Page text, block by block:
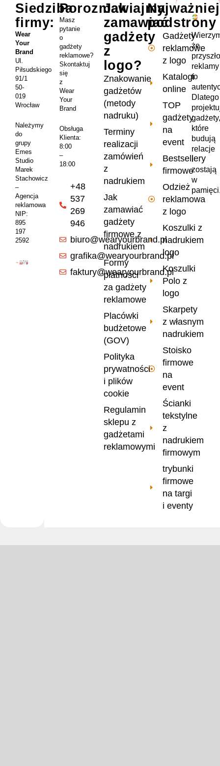
że
reklamy
to
Dlatego
gadżety,
które
budują
relacje
i
zostają
w
podstrony
Gadżety
reklamowe
z logo
Katalogi
online
TOP
gadżety
na
event
Bestsellery
firmowe
Odzież
reklamowa
z logo
Koszulki z
nadrukiem
logo
Koszulki
Polo z
logo
Skarpety
z własnym
nadrukiem
Stoisko
firmowe
na
event
Ścianki
tekstylne
z
nadrukiem
firmowym
trybunki
firmowe
na targi
i eventy
Jak
zamawiać
gadżety
z
logo?
Znakowanie
gadżetów
(metody
nadruku)
Terminy
realizacji
zamówień
z
nadrukiem
Jak
zamawiać
gadżety
firmowe z
nadrukiem
Formy
płatności
za gadżety
reklamowe
Placówki
budżetowe
(GOV)
Polityka
prywatności
i plików
cookie
Regulamin
sklepu z
gadżetami
reklamowymi
Porozmawiajmy
Masz
pytanie
o
gadżety
reklamowe?
Skontaktuj
się
z
Wear
Your
Brand
Obsługa
Klienta:
8:00
–
18:00
+48
537
269
946
biuro@wearyourbrand.pl
grafika@wearyourbrand.pl
faktury@wearyourbrand.pl
Siedziba
firmy:
Wear
Your
Brand
Ul.
Piłsudskiego
91/1
50-
019
Wrocław
Należymy
do
grupy
Emes
Studio
Marek
Stachowicz
–
Agencja
reklamowa
NIP:
895
197
2592